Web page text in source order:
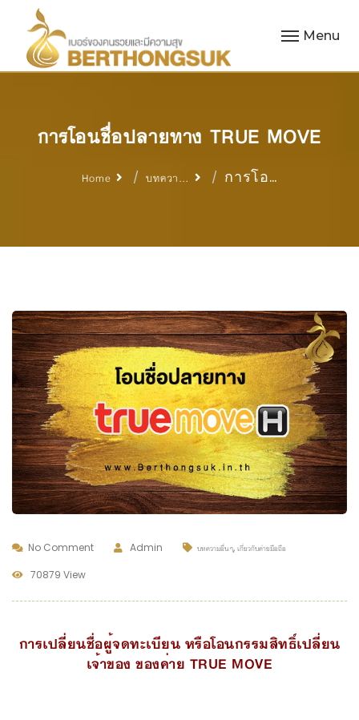
Menu
การโอนชื่อปลายทาง TRUE MOVE
Home บทควา… การโอ…
No Comment Admin บทความอื่นๆ, เกี่ยวกับค่ายมือถือ
70879 View
การเปลี่ยนชื่อผู้จดทะเบียน หรือโอนกรรมสิทธิ์เปลี่ยน
เจ้าของ ของค่าย TRUE MOVE